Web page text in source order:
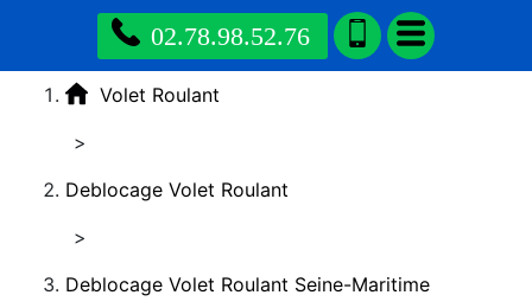
02.78.98.52.76
Volet Roulant
>
Deblocage Volet Roulant
>
Deblocage Volet Roulant Seine-Maritime